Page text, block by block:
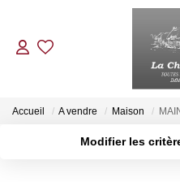
Accueil A vendre Maison
Modifier les